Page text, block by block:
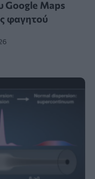
Google Maps
φαγητού